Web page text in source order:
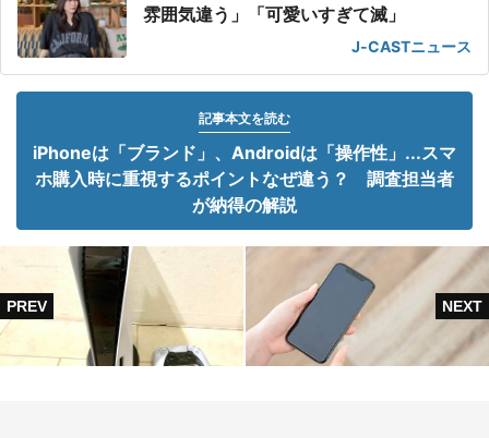
雰囲気違う」「可愛いすぎて滅」
J-CASTニュース
記事本文を読む
iPhoneは「ブランド」、Androidは「操作性」...スマ
ホ購入時に重視するポイントなぜ違う？ 調査担当者
が納得の解説